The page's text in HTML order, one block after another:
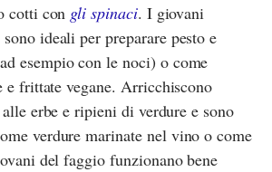
cotti con gli spinaci. I giovani
ideali per preparare pesto e
esempio con le noci) o come
e frittate vegane. Arricchiscono
erbe e ripieni di verdure e sono
verdure marinate nel vino o come
del faggio funzionano bene